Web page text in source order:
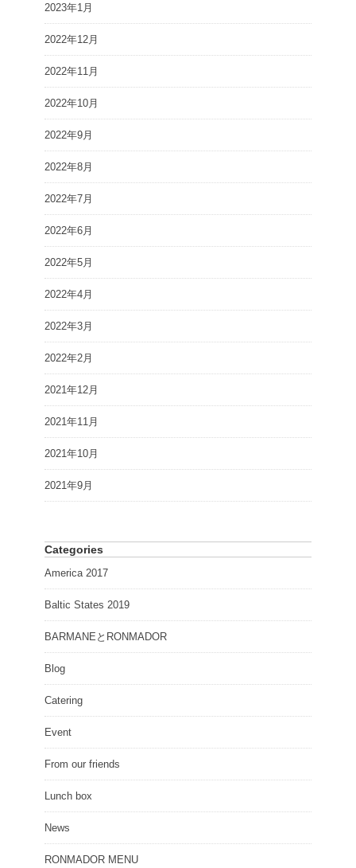
2023年1月
2022年12月
2022年11月
2022年10月
2022年9月
2022年8月
2022年7月
2022年6月
2022年5月
2022年4月
2022年3月
2022年2月
2021年12月
2021年11月
2021年10月
2021年9月
Categories
America 2017
Baltic States 2019
BARMANEとRONMADOR
Blog
Catering
Event
From our friends
Lunch box
News
RONMADOR MENU